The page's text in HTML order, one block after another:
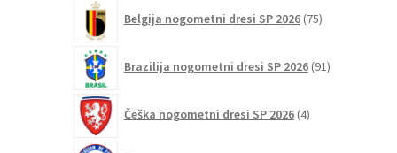
Belgija nogometni dresi SP 2026 75izdelkov
Brazilija nogometni dresi SP 2026 91izdelkov
Češka nogometni dresi SP 2026 4izdelki